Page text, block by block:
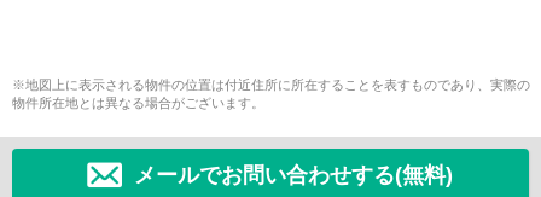
※地図上に表示される物件の位置は付近住所に所在することを表すものであり、実際の
物件所在地とは異なる場合がございます。
メールでお問い合わせする(無料)